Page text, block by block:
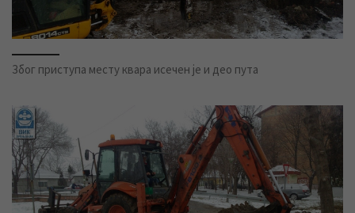
Због приступа месту квара исечен је и део пута